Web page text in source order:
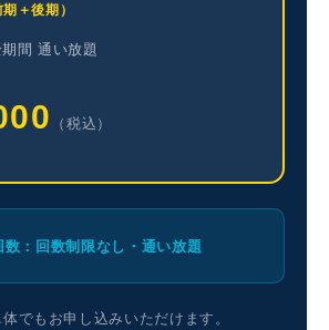
＋後期）
間 通い放題
（税込）
数：回数制限なし・通い放題
でもお申し込みいただけます。